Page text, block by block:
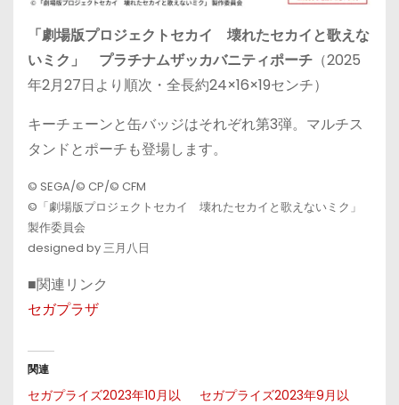
「劇場版プロジェクトセカイ 壊れたセカイと歌えな
いミク」 プラチナムザッカバニティポーチ （2025
年2月27日より順次・全長約24×16×19センチ）
キーチェーンと缶バッジはそれぞれ第3弾。マルチス
タンドとポーチも登場します。
© SEGA/© CP/© CFM
©「劇場版プロジェクトセカイ 壊れたセカイと歌えないミク」
製作委員会
designed by 三月八日
■関連リンク
セガプラザ
関連
セガプライズ2023年10月以
セガプライズ2023年9月以